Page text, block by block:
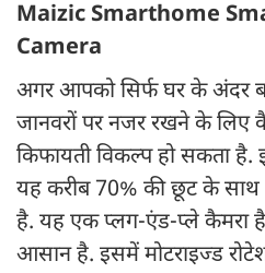
Maizic Smarthome
Camera
अगर आपको सिर्फ घर के अंदर
जानवरों पर नजर रखने के लिए
किफायती विकल्प हो सकता
यह करीब 70% की छूट के साथ
है. यह एक प्लग-एंड-प्ले कैमरा
आसान है. इसमें मोटराइज्ड